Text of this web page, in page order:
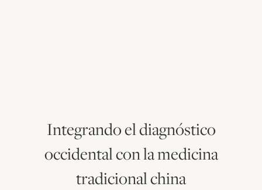
Integrando el diagnóstico
occidental con la medicina
tradicional china